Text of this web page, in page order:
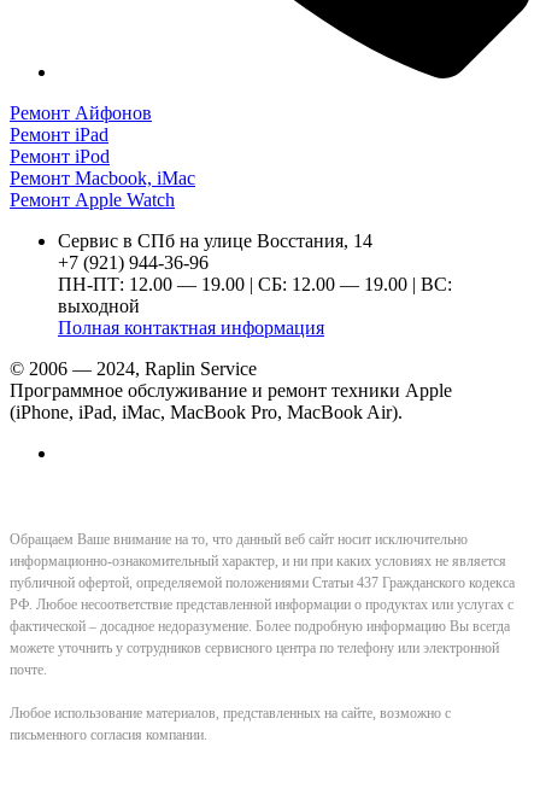
Ремонт Айфонов
Ремонт iPad
Ремонт iPod
Ремонт Macbook, iMac
Ремонт Apple Watch
Сервис в СПб на улице Восстания, 14
+7 (921) 944-36-96
ПН-ПТ: 12.00 — 19.00 | СБ: 12.00 — 19.00 | ВС:
выходной
Полная контактная информация
© 2006 — 2024, Raplin Service
Программное обслуживание и ремонт техники Apple
(iPhone, iPad, iMac, MacBook Pro, MacBook Air).
Обращаем Ваше внимание на то, что данный веб сайт носит исключительно
информационно-ознакомительный характер, и ни при каких условиях не является
публичной офертой, определяемой положениями Статьи 437 Гражданского кодекса
РФ. Любое несоответствие представленной информации о продуктах или услугах с
фактической – досадное недоразумение. Более подробную информацию Вы всегда
можете уточнить у сотрудников сервисного центра по телефону или электронной
почте.
Любое использование материалов, представленных на сайте, возможно с
письменного согласия компании.